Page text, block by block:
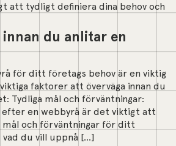
att tydligt definiera dina behov och
du anlitar en
för ditt företags behov är en viktig
faktorer att överväga innan du
Tydliga mål och förväntningar:
efter en webbyrå är det viktigt att
och förväntningar för ditt
du vill uppnå […]